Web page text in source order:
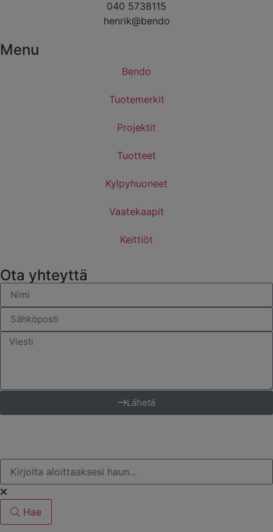
040 5738115
henrik@bendo
Menu
Bendo
Tuotemerkit
Projektit
Tuotteet
Kylpyhuoneet
Vaatekaapit
Keittiöt
Ota yhteyttä
Lähetä
Hae